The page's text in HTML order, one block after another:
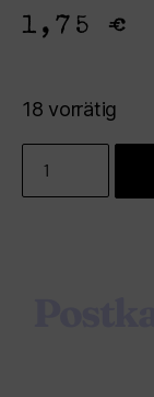
1,75 €
18 vorrätig